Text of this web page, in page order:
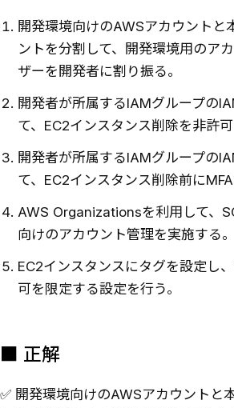
開発環境向けのAWSアカウントと
ントを分割して、開発環境用のア
ザーを開発者に割り振る。
開発者が所属するIAMグループの
て、EC2インスタンス削除を非許可
開発者が所属するIAMグループの
て、EC2インスタンス削除前に
AWS Organizationsを利用して、
向けのアカウント管理を実施する。
EC2インスタンスにタグを設定し
可を限定する設定を行う。
■ 正解
✅ 開発環境向けのAWSアカウントと